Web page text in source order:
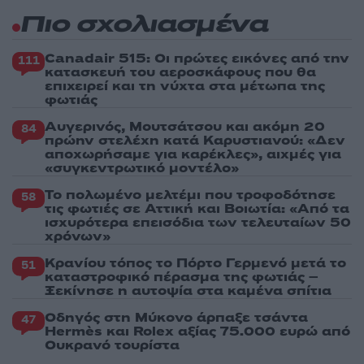
Πιο σχολιασμένα
111 Canadair 515: Οι πρώτες εικόνες από την
κατασκευή του αεροσκάφους που θα
επιχειρεί και τη νύχτα στα μέτωπα της
φωτιάς
84 Αυγερινός, Μουτσάτσου και ακόμη 20
πρώην στελέχη κατά Καρυστιανού: «Δεν
αποχωρήσαμε για καρέκλες», αιχμές για
«συγκεντρωτικό μοντέλο»
58 Το πολωμένο μελτέμι που τροφοδότησε
τις φωτιές σε Αττική και Βοιωτία: «Από τα
ισχυρότερα επεισόδια των τελευταίων 50
χρόνων»
51 Κρανίου τόπος το Πόρτο Γερμενό μετά το
καταστροφικό πέρασμα της φωτιάς –
Ξεκίνησε η αυτοψία στα καμένα σπίτια
47 Οδηγός στη Μύκονο άρπαξε τσάντα
Hermès και Rolex αξίας 75.000 ευρώ από
Ουκρανό τουρίστα